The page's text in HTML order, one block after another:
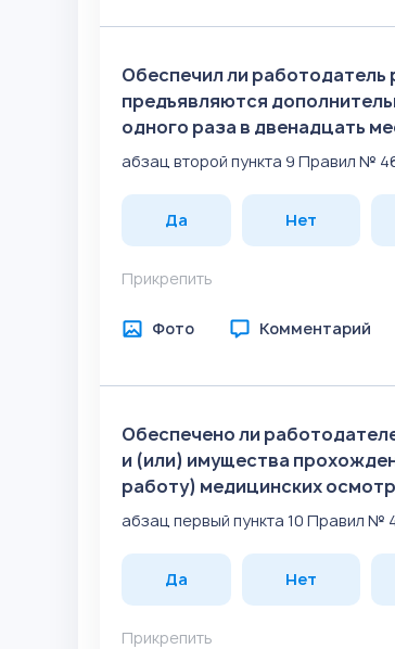
Обеспечил ли
предъявляются
одного раза в двенадцать
абзац второй пункта 9 Правил №
Да Нет
Прикрепить
Фото Комментарий
Обеспечено ли
и (или) имущества
работу) медицинских
абзац первый пункта 10 Правил №
Да Нет
Прикрепить